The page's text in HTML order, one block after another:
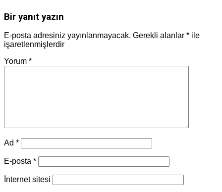
Bir yanıt yazın
E-posta adresiniz yayınlanmayacak. Gerekli alanlar * ile
işaretlenmişlerdir
Yorum *
Ad *
E-posta *
İnternet sitesi